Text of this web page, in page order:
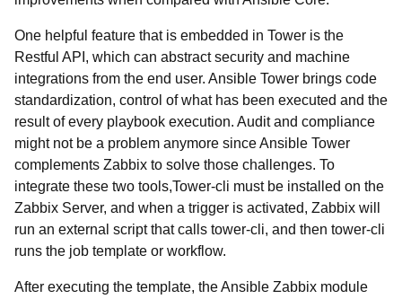
One helpful feature that is embedded in Tower is the
Restful API, which can abstract security and machine
integrations from the end user. Ansible Tower brings code
standardization, control of what has been executed and the
result of every playbook execution. Audit and compliance
might not be a problem anymore since Ansible Tower
complements Zabbix to solve those challenges. To
integrate these two tools,Tower-cli must be installed on the
Zabbix Server, and when a trigger is activated, Zabbix will
run an external script that calls tower-cli, and then tower-cli
runs the job template or workflow.
After executing the template, the Ansible Zabbix module